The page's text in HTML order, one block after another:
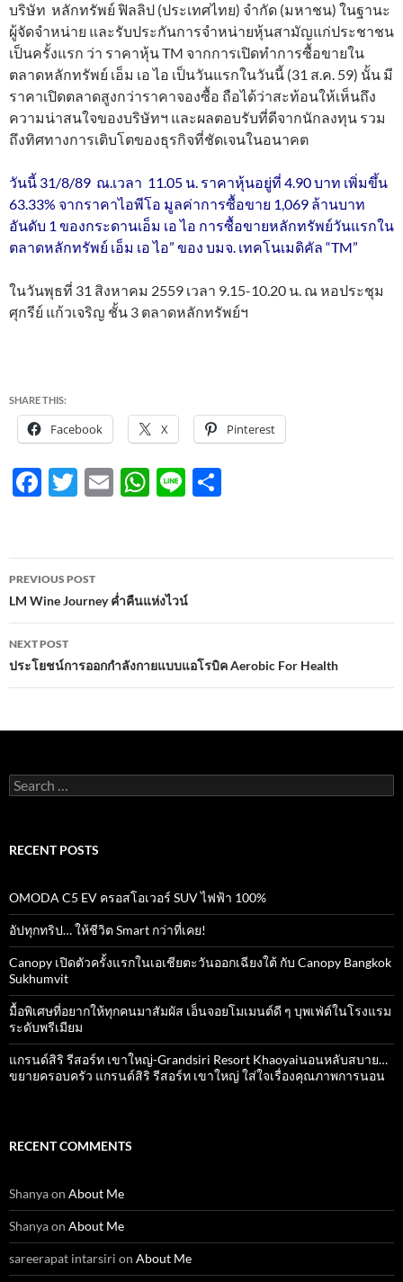
บริษัท หลักทรัพย์ ฟิลลิป (ประเทศไทย) จำกัด (มหาชน) ในฐานะ
ผู้จัดจำหน่าย และรับประกันการจำหน่ายหุ้นสามัญแก่ประชาชน
เป็นครั้งแรก ว่า ราคาหุ้นTM จากการเปิดทำการซื้อขายใน
ตลาดหลักทรัพย์ เอ็ม เอ ไอ เป็นวันแรกในวันนี้ (31 ส.ค. 59) นั้น มี
ราคาเปิดตลาดสูงกว่าราคาจองซื้อ ถือได้ว่าสะท้อนให้เห็นถึง
ความน่าสนใจของบริษัทฯ และผลตอบรับที่ดีจากนักลงทุน รวม
ถึงทิศทางการเติบโตของธุรกิจที่ชัดเจนในอนาคต
วันนี้ 31/8/89 ณ.เวลา 11.05 น. ราคาหุ้นอยู่ที่ 4.90 บาท เพิ่มขึ้น
63.33% จากราคาไอพีโอ มูลค่าการซื้อขาย 1,069 ล้านบาท
อันดับ 1 ของกระดานเอ็ม เอ ไอ การซื้อขายหลักทรัพย์วันแรกใน
ตลาดหลักทรัพย์ เอ็ม เอ ไอ” ของ บมจ. เทคโนเมดิคัล “TM”
ในวันพุธที่ 31 สิงหาคม 2559 เวลา 9.15-10.20 น. ณ หอประชุม
ศุกรีย์ แก้วเจริญ ชั้น 3 ตลาดหลักทรัพย์ฯ
SHARE THIS:
Facebook X Pinterest
F
b
o
o
k
T
er
E
W
s
A
p
p
Li
e
Post
navigation
PREVIOUS POST
LM Wine Journey ค่ำคืนแห่งไวน์
NEXT POST
ประโยชน์การออกกำลังกายแบบแอโรบิค Aerobic For Health
Search
for:
RECENT POSTS
OMODA C5 EV ครอสโอเวอร์ SUV ไฟฟ้า 100%
อัปทุกทริป… ให้ชีวิต Smart กว่าที่เคย!
Canopy เปิดตัวครั้งแรกในเอเชียตะวันออกเฉียงใต้ กับ Canopy Bangkok
Sukhumvit
มื้อพิเศษที่อยากให้ทุกคนมาสัมผัส เอ็นจอยโมเมนต์ดี ๆ บุพเฟ่ต์ในโรงแรม
ระดับพรีเมียม
แกรนด์สิริ​ รีสอร์ท​ เขาใหญ่​-Grandsiri​ Resort​ Khaoyaiนอนหลับสบาย…
ขยายครอบครัว แกรนด์สิริ รีสอร์ท เขาใหญ่ ใส่ใจเรื่องคุณภาพการนอน
RECENT COMMENTS
Shanyaon About Me
Shanyaon About Me
sareerapat intarsiri on About Me